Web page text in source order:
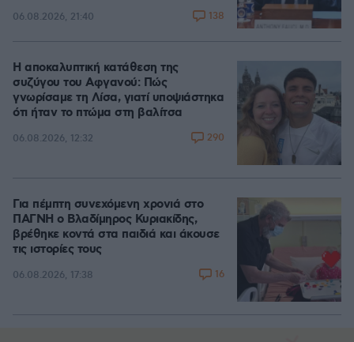
06.08.2026, 21:40 138
Η αποκαλυπτική κατάθεση της
συζύγου του Αφγανού: Πώς
γνωρίσαμε τη Λίσα, γιατί υποψιάστηκα
ότι ήταν το πτώμα στη βαλίτσα
06.08.2026, 12:32 290
Για πέμπτη συνεχόμενη χρονιά στο
ΠΑΓΝΗ ο Βλαδίμηρος Κυριακίδης,
βρέθηκε κοντά στα παιδιά και άκουσε
τις ιστορίες τους
06.08.2026, 17:38 16